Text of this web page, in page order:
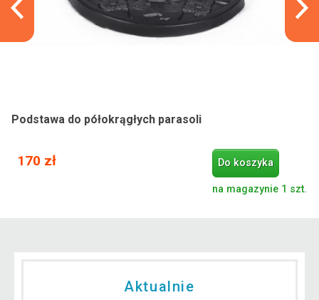
Podstawa do półokrągłych parasoli
170 zł Do koszyka
na magazynie 1 szt.
Aktualnie